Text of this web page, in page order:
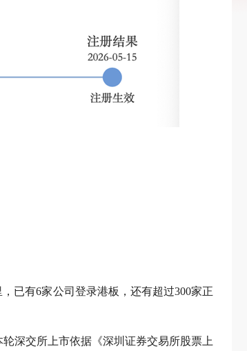
已有6家公司登录港板，还有超过300家正
深交所上市依据《深圳证券交易所股票上